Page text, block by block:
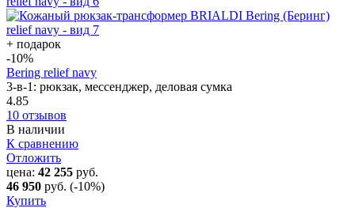
+ подарок
-10%
Bering relief navy
3-в-1: рюкзак, мессенджер, деловая сумка
4.85
10 отзывов
В наличии
К сравнению
Отложить
цена: 42 255 руб.
46 950 руб. (-10%)
Купить